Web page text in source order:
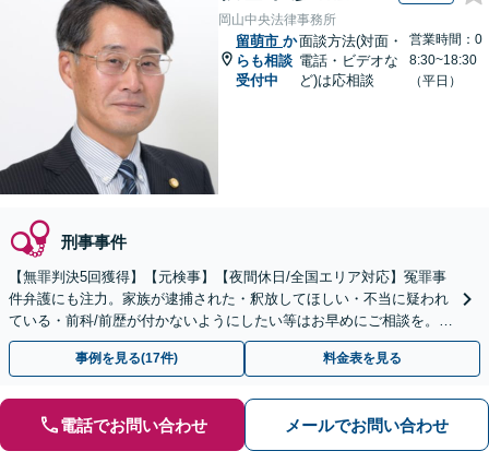
岡山中央法律事務所
留萌市 か
らも相談
受付中
面談方法(対面・
電話・ビデオな
ど)は応相談
営業時間：0
8:30~18:30
（平日）
刑事事件
【無罪判決5回獲得】【元検事】【夜間休日/全国エリア対応】冤罪事
件弁護にも注力。家族が逮捕された・釈放してほしい・不当に疑われ
ている・前科/前歴が付かないようにしたい等はお早めにご相談を。迅
速に的確な対応に定評あり【分割払い可】
事例を見る(17件) 料金表を見る
電話でお問い合わせ メールでお問い合わせ